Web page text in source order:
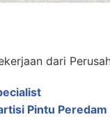
dari
Pintu